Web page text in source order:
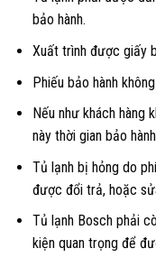
bảo hành.
Xuất trình được giấy
Phiếu bảo hành
Nếu như khách hàng
này thời gian bảo
Tủ lạnh bị hỏng do
được đổi trả, hoặc
Tủ lạnh Bosch phải
kiện quan trọng để